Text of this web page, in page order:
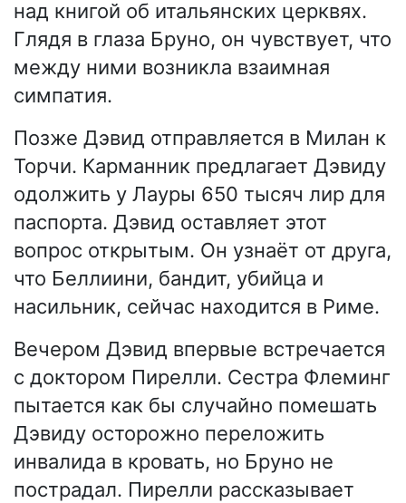
над книгой об итальянских церквях.
Глядя в глаза Бруно, он чувствует, что
между ними возникла взаимная
симпатия.
Позже Дэвид отправляется в Милан к
Торчи. Карманник предлагает Дэвиду
одолжить у Лауры 650 тысяч лир для
паспорта. Дэвид оставляет этот
вопрос открытым. Он узнаёт от друга,
что Беллиини, бандит, убийца и
насильник, сейчас находится в Риме.
Вечером Дэвид впервые встречается
с доктором Пирелли. Сестра Флеминг
пытается как бы случайно помешать
Дэвиду осторожно переложить
инвалида в кровать, но Бруно не
пострадал. Пирелли рассказывает